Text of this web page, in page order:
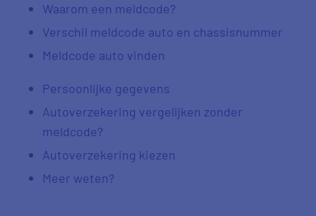
Waarom een meldcode?
Verschil meldcode auto en chassisnummer
Meldcode auto vinden
Persoonlijke gegevens
Autoverzekering vergelijken zonder
meldcode?
Autoverzekering kiezen
Meer weten?